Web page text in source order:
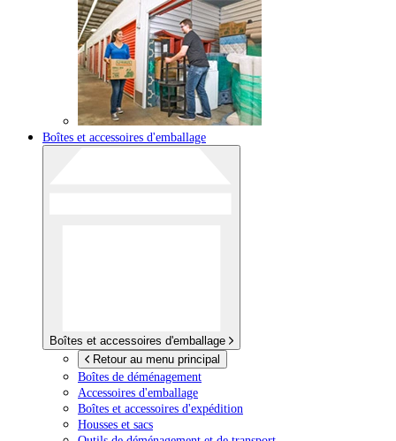
Boîtes et accessoires d'emballage
Boîtes et accessoires d'emballage
Retour au menu principal
Boîtes de déménagement
Accessoires d'emballage
Boîtes et accessoires d'expédition
Housses et sacs